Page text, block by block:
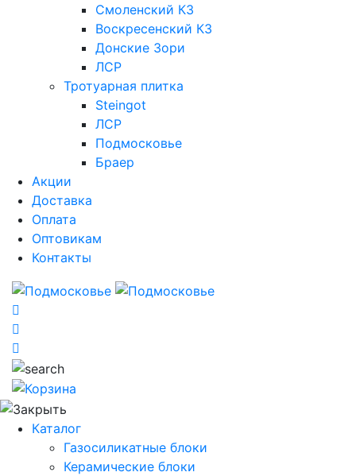
Смоленский КЗ
Воскресенский КЗ
Донские Зори
ЛСР
Тротуарная плитка
Steingot
ЛСР
Подмосковье
Браер
Акции
Доставка
Оплата
Оптовикам
Контакты
Каталог
Газосиликатные блоки
Керамические блоки